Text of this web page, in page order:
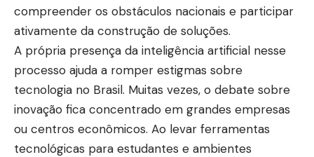
compreender os obstáculos nacionais e participar
ativamente da construção de soluções.
A própria presença da inteligência artificial nesse
processo ajuda a romper estigmas sobre
tecnologia no Brasil. Muitas vezes, o debate sobre
inovação fica concentrado em grandes empresas
ou centros econômicos. Ao levar ferramentas
tecnológicas para estudantes e ambientes